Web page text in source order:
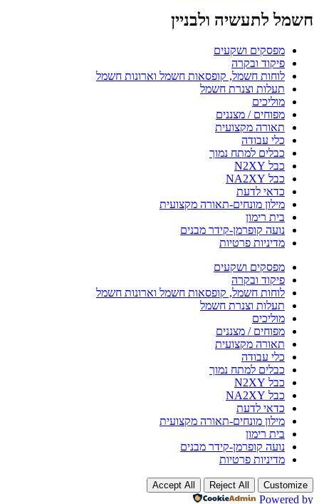
חשמל לתעשיה ולבניין
מפסקים ושקעים
פיקוד ובקרה
לוחות חשמל, קופסאות חשמל וארונות חשמל
תעלות וצנרת חשמל
מוליכים
מפוחים / מצננים
תאורה מקצועית
כלי עבודה
כבלים למתח נמוך
כבל N2XY
כבל NA2XY
כדאי לדעת
מילון מונחים-תאורה מקצועית
בית רימון
נועה קופרמן-קידר מבנים
מדיניות פרטיות
מפסקים ושקעים
פיקוד ובקרה
לוחות חשמל, קופסאות חשמל וארונות חשמל
תעלות וצנרת חשמל
מוליכים
מפוחים / מצננים
תאורה מקצועית
כלי עבודה
כבלים למתח נמוך
כבל N2XY
כבל NA2XY
כדאי לדעת
מילון מונחים-תאורה מקצועית
בית רימון
נועה קופרמן-קידר מבנים
מדיניות פרטיות
Customize
Reject All
Accept All
Powered by